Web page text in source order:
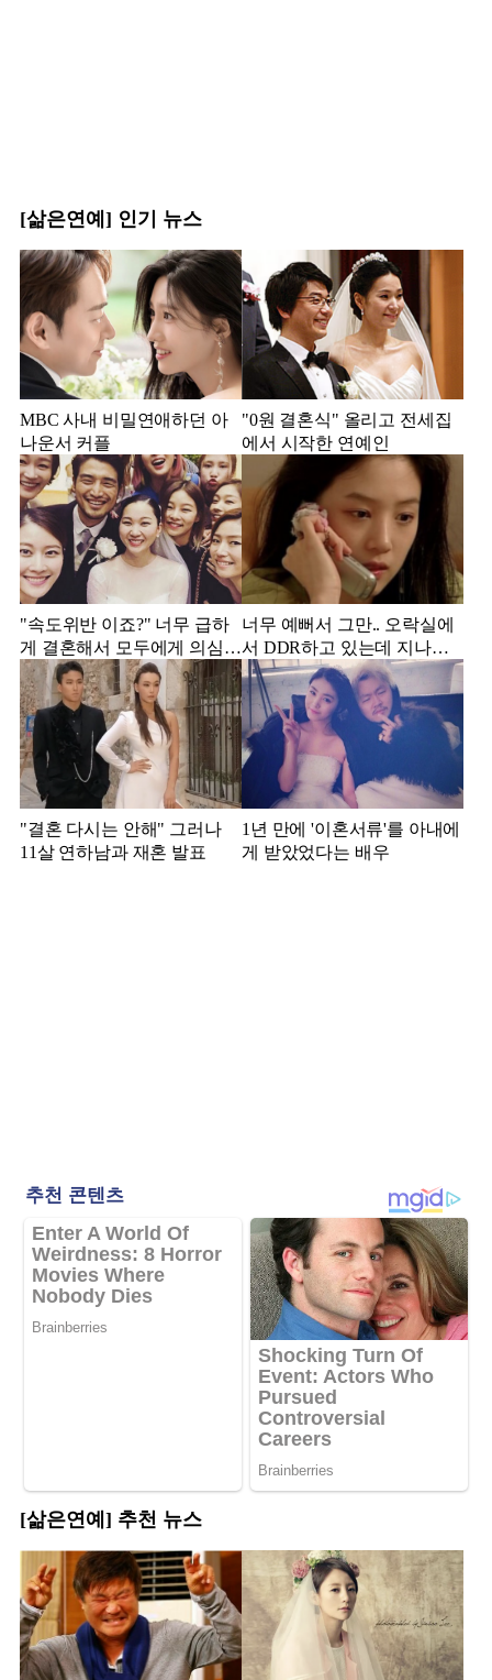
[삶은연예] 인기 뉴스
MBC 사내 비밀연애하던 아
나운서 커플
"0원 결혼식" 올리고 전세집
에서 시작한 연예인
"속도위반 이죠?" 너무 급하
게 결혼해서 모두에게 의심
받았던 스타
너무 예뻐서 그만.. 오락실에
서 DDR하고 있는데 지나가
던 이상민이 캐스팅했다는 연
예인
"결혼 다시는 안해" 그러나
11살 연하남과 재혼 발표
1년 만에 '이혼서류'를 아내에
게 받았었다는 배우
[삶은연예] 추천 뉴스